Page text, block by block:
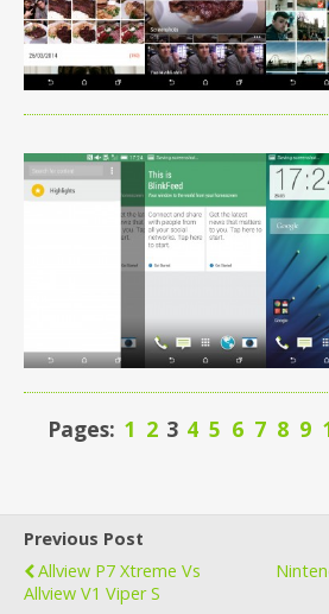
Pages: 1 2 3 4 5 6 7 8 9
Previous Post
Allview P7 Xtreme Vs
Allview V1 Viper S